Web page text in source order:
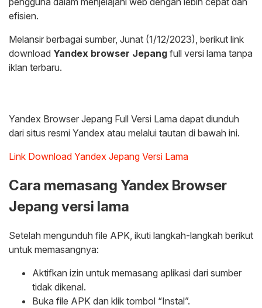
efisien.
Melansir berbagai sumber, Junat (1/12/2023), berikut link
download Yandex browser Jepang full versi lama tanpa
iklan terbaru.
Yandex Browser Jepang Full Versi Lama dapat diunduh
dari situs resmi Yandex atau melalui tautan di bawah ini.
Link Download Yandex Jepang Versi Lama
Cara memasang Yandex Browser
Jepang versi lama
Setelah mengunduh file APK, ikuti langkah-langkah berikut
untuk memasangnya:
Aktifkan izin untuk memasang aplikasi dari sumber
tidak dikenal.
Buka file APK dan klik tombol “Instal”.